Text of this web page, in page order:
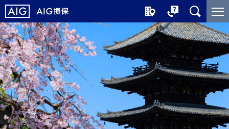
メ
イ
ン
コ
ン
テ
ン
ツ
に
ジ
こ
こ
か
ら
メ
イ
ン
コ
ン
テ